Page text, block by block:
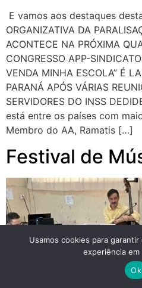
E vamos aos destaques
ORGANIZATIVA DA
ACONTECE NA PRÓXIMA
CONGRESSO APP-
VENDA MINHA ESCOLA” É
PARANÁ APÓS VÁRIAS
SERVIDORES DO INSS
está entre os países com
Membro do AA, Ramatis […]
Festival de
Usamos cookies para
experiência
Ok